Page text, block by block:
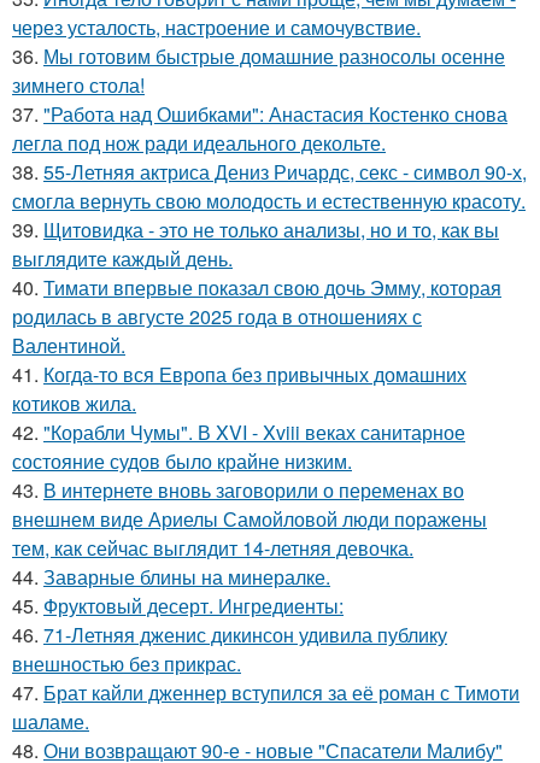
через усталость, настроение и самочувствие.
36. Мы готовим быстрые домашние разносолы осенне
зимнего стола!
37. "Работа над Ошибками": Анастасия Костенко снова
легла под нож ради идеального декольте.
38. 55-Летняя актриса Дениз Ричардс, секс - символ 90-х,
смогла вернуть свою молодость и естественную красоту.
39. Щитовидка - это не только анализы, но и то, как вы
выглядите каждый день.
40. Тимати впервые показал свою дочь Эмму, которая
родилась в августе 2025 года в отношениях с
Валентиной.
41. Когда-то вся Европа без привычных домашних
котиков жила.
42. "Корабли Чумы". В XVI - Xviii веках санитарное
состояние судов было крайне низким.
43. В интернете вновь заговорили о переменах во
внешнем виде Ариелы Самойловой люди поражены
тем, как сейчас выглядит 14-летняя девочка.
44. Заварные блины на минералке.
45. Фруктовый десерт. Ингредиенты:
46. 71-Летняя дженис дикинсон удивила публику
внешностью без прикрас.
47. Брат кайли дженнер вступился за её роман с Тимоти
шаламе.
48. Они возвращают 90-е - новые "Спасатели Малибу"